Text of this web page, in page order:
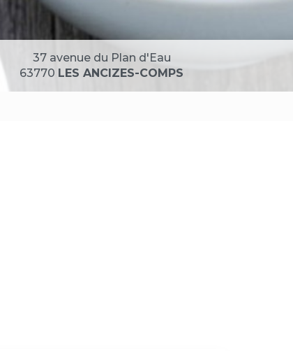
37 avenue du Plan d'Eau
63770 LES ANCIZES-COMPS